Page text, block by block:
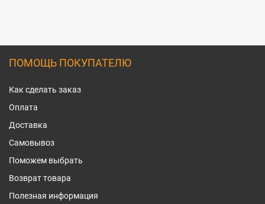
ПОМОЩЬ ПОКУПАТЕЛЮ
Как сделать заказ
Оплата
Доставка
Самовывоз
Поможем выбрать
Возврат товара
Полезная информация